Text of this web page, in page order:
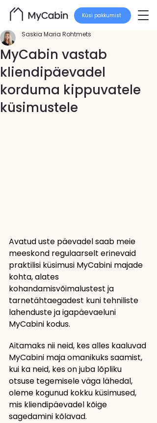
Küsi pakkumist
MyCabin vastab
kliendipäevadel
korduma kippuvatele
küsimustele
Saskia Maria Rohtmets
Avatud uste päevadel saab meie
meeskond regulaarselt erinevaid
praktilisi küsimusi MyCabini majade
kohta, alates
kohandamisvõimalustest ja
tarnetähtaegadest kuni tehniliste
lahenduste ja igapäevaeluni
MyCabini kodus.
Aitamaks nii neid, kes alles kaaluvad
MyCabini maja omanikuks saamist,
kui ka neid, kes on juba lõpliku
otsuse tegemisele väga lähedal,
oleme kogunud kokku küsimused,
mis kliendipäevadel kõige
sagedamini kõlavad.